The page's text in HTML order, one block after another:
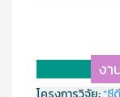
งา